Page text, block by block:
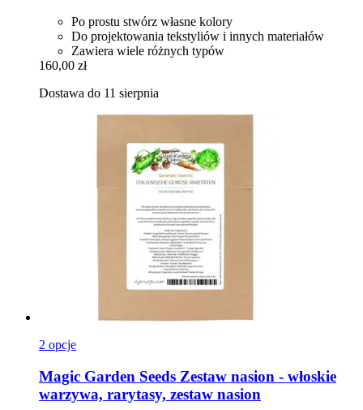
Po prostu stwórz własne kolory
Do projektowania tekstyliów i innych materiałów
Zawiera wiele różnych typów
160,00 zł
Dostawa do 11 sierpnia
2 opcje
Magic Garden Seeds Zestaw nasion -​ włoskie
warzywa, rarytasy, zestaw nasion